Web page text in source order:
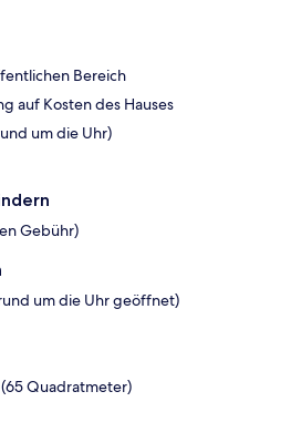
Bereich
auf Kosten des Hauses
um die Uhr)
Gebühr)
um die Uhr geöffnet)
Quadratmeter)